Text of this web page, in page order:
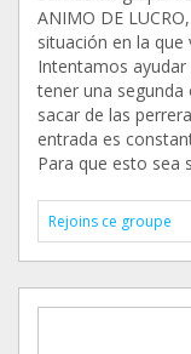
ANIMO DE
situación en la que
Intentamos
tener una
sacar de las
entrada es
Para que esto sea
Rejoins ce groupe